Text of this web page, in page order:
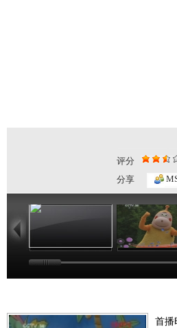
评分
分享
01:02
小小智慧树
首播